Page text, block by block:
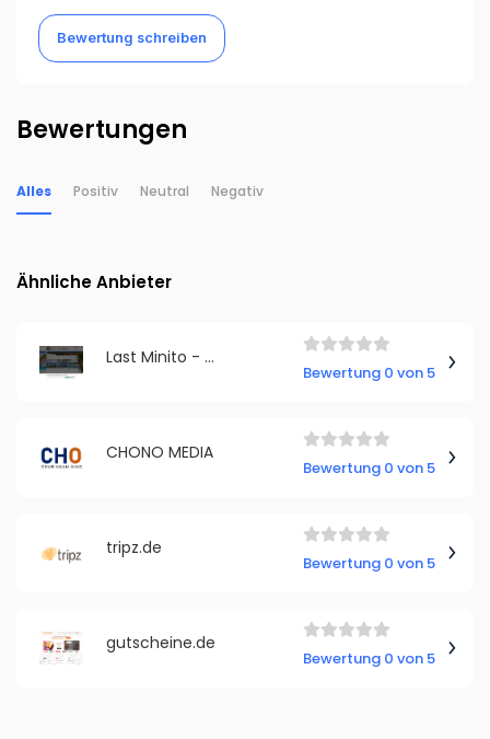
Bewertung schreiben
Bewertungen
Alles Positiv Neutral Negativ
Ähnliche Anbieter
Last Minito - Reisecenter Oberhausen
Bewertung 0 von 5
CHONO MEDIA
Bewertung 0 von 5
tripz.de
Bewertung 0 von 5
gutscheine.de
Bewertung 0 von 5